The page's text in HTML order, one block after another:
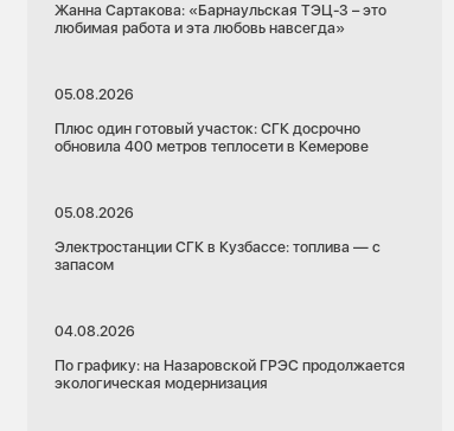
Жанна Сартакова: «Барнаульская ТЭЦ-3 – это
любимая работа и эта любовь навсегда»
05.08.2026
Плюс один готовый участок: СГК досрочно
обновила 400 метров теплосети в Кемерове
05.08.2026
Электростанции СГК в Кузбассе: топлива — с
запасом
04.08.2026
По графику: на Назаровской ГРЭС продолжается
экологическая модернизация